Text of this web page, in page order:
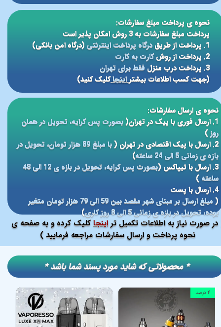
صورت نیاز به اطلاعات تکمیل تراینجا کلیک کرده و به صفحه ی
نحوه پرداخت و ارسال سفارشات مراجعه فرمایید )
نحوه ی پرداخت مبلغ سفارشات:
پرداخت مبلغ سفارشات به 3 روش امکان پذیر است
1. پرداخت از طریق
درگاه پرداخت اینترنتی(درگاه امن بانکی)
2. پرداخت از روش
کارت به کارت
3. پرداخت درب منزل
فقط برای تهران
(جهت کسب اطلاعات بیشتر اینجاکلیک کنید)
نحوه ی ارسال سفارشات:
1. ارسال فوری با پیک در تهران(
بصورت پس کرایه، تحویل در همان
روز)
2. ارسال با پیک اقتصادی در تهران (
با مبلغ 89 هزار تومان، تحویل در
بازه ی زمانی 5 الی 24 ساعته
)
3. ارسال با تیپاکس (
بصورت پس کرایه، تحویل در بازه ی 12 الی 48
ساعته )
4. ارسال با پست
(
مبلغ ارسال بر مبنای شهر مقصد بین 59 الی 79 هزار تومان متغیر
بوده، تحویل در بازه ی زمانی 5 الی 8 روز کاری
)
۴ درصد
​​* محصولاتی که شاید مورد پسند شما باشد *